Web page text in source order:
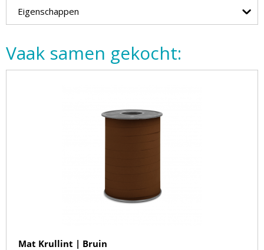
Eigenschappen
Vaak samen gekocht:
Mat Krullint | Bruin